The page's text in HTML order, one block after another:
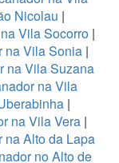
Nicolau |
Vila Socorro |
na Vila Sonia|
na Vila Suzana
na Vila
|
na Vila Vera |
na Alto da Lapa
no Alto de